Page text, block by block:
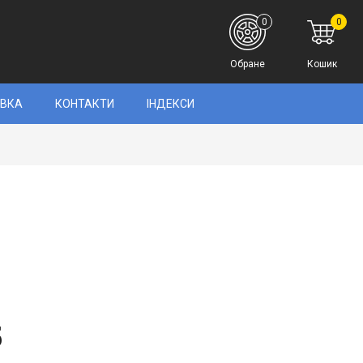
0
Кошик
0
Обране
КОНТАКТИ ІНДЕКСИ